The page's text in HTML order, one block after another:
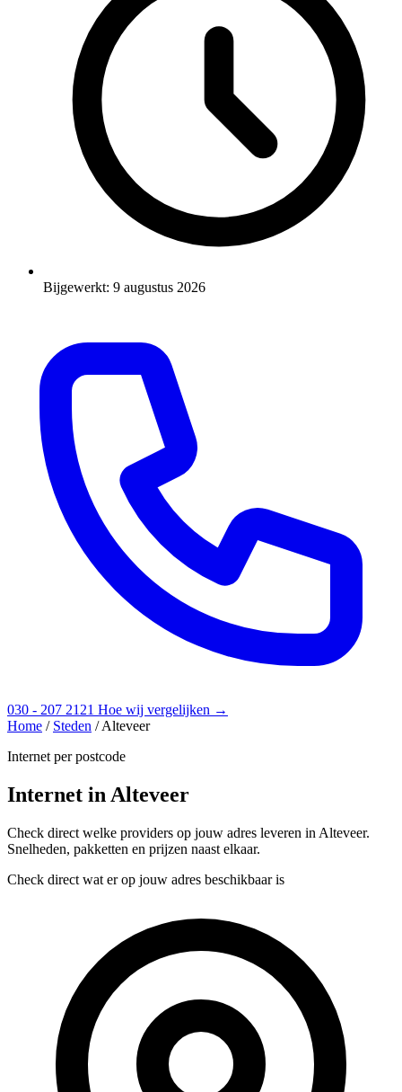
Bijgewerkt: 9 augustus 2026
030 - 207 2121 Hoe wij vergelijken →
Home / Steden / Alteveer
Internet per postcode
Internet in Alteveer
Check direct welke providers op jouw adres leveren in Alteveer.
Snelheden, pakketten en prijzen naast elkaar.
Check direct wat er op jouw adres beschikbaar is